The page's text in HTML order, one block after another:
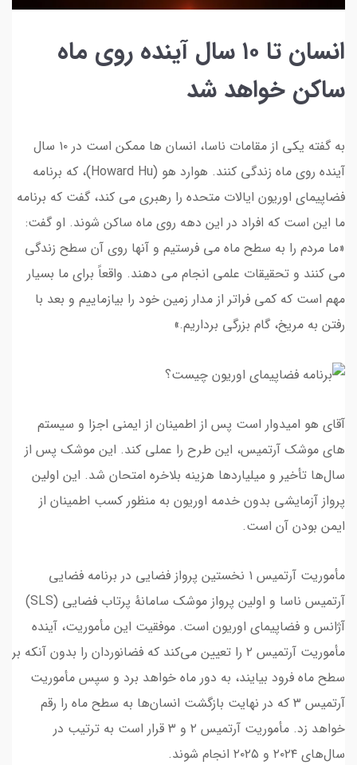
انسان تا ۱۰ سال آینده روی ماه
ساکن خواهد شد
به گفته یکی از مقامات ناسا، انسان ها ممکن است در ۱۰ سال
آینده روی ماه زندگی کنند. هوارد هو (Howard Hu)، که برنامه
فضاپیمای اوریون ایالات متحده را رهبری می کند، گفت که برنامه
ما این است که افراد در این دهه روی ماه ساکن شوند. او گفت:
«ما مردم را به سطح ماه می فرستیم و آنها روی آن سطح زندگی
می کنند و تحقیقات علمی انجام می دهند. واقعاً برای ما بسیار
مهم است که کمی فراتر از مدار زمین خود را بیازماییم و بعد با
رفتن به مریخ، گام بزرگی برداریم.»
آقای هو امیدوار است پس از اطمینان از ایمنی اجزا و سیستم
های موشک آرتمیس، این طرح را عملی کند. این موشک پس از
سال‌ها تأخیر و میلیاردها هزینه بلاخره امتحان شد. این اولین
پرواز آزمایشی بدون خدمه اوریون به‌ منظور کسب اطمینان از
ایمن بودن آن است.
مأموریت آرتمیس ۱ نخستین پرواز فضایی در برنامه فضایی
آرتمیس ناسا و اولین پرواز موشک سامانهٔ پرتاب فضایی (SLS)
آژانس و فضاپیمای اوریون است. موفقیت این مأموریت، آینده
مأموریت آرتمیس ۲ را تعیین می‌کند که فضانوردان را بدون آنکه بر
سطح ماه فرود بیایند، به دور ماه خواهد برد و سپس مأموریت
آرتمیس ۳ که در نهایت بازگشت انسان‌ها به سطح ماه را رقم
خواهد زد. مأموریت آرتمیس ۲ و ۳ قرار است به ترتیب در
سال‌های ۲۰۲۴ و ۲۰۲۵ انجام شوند.